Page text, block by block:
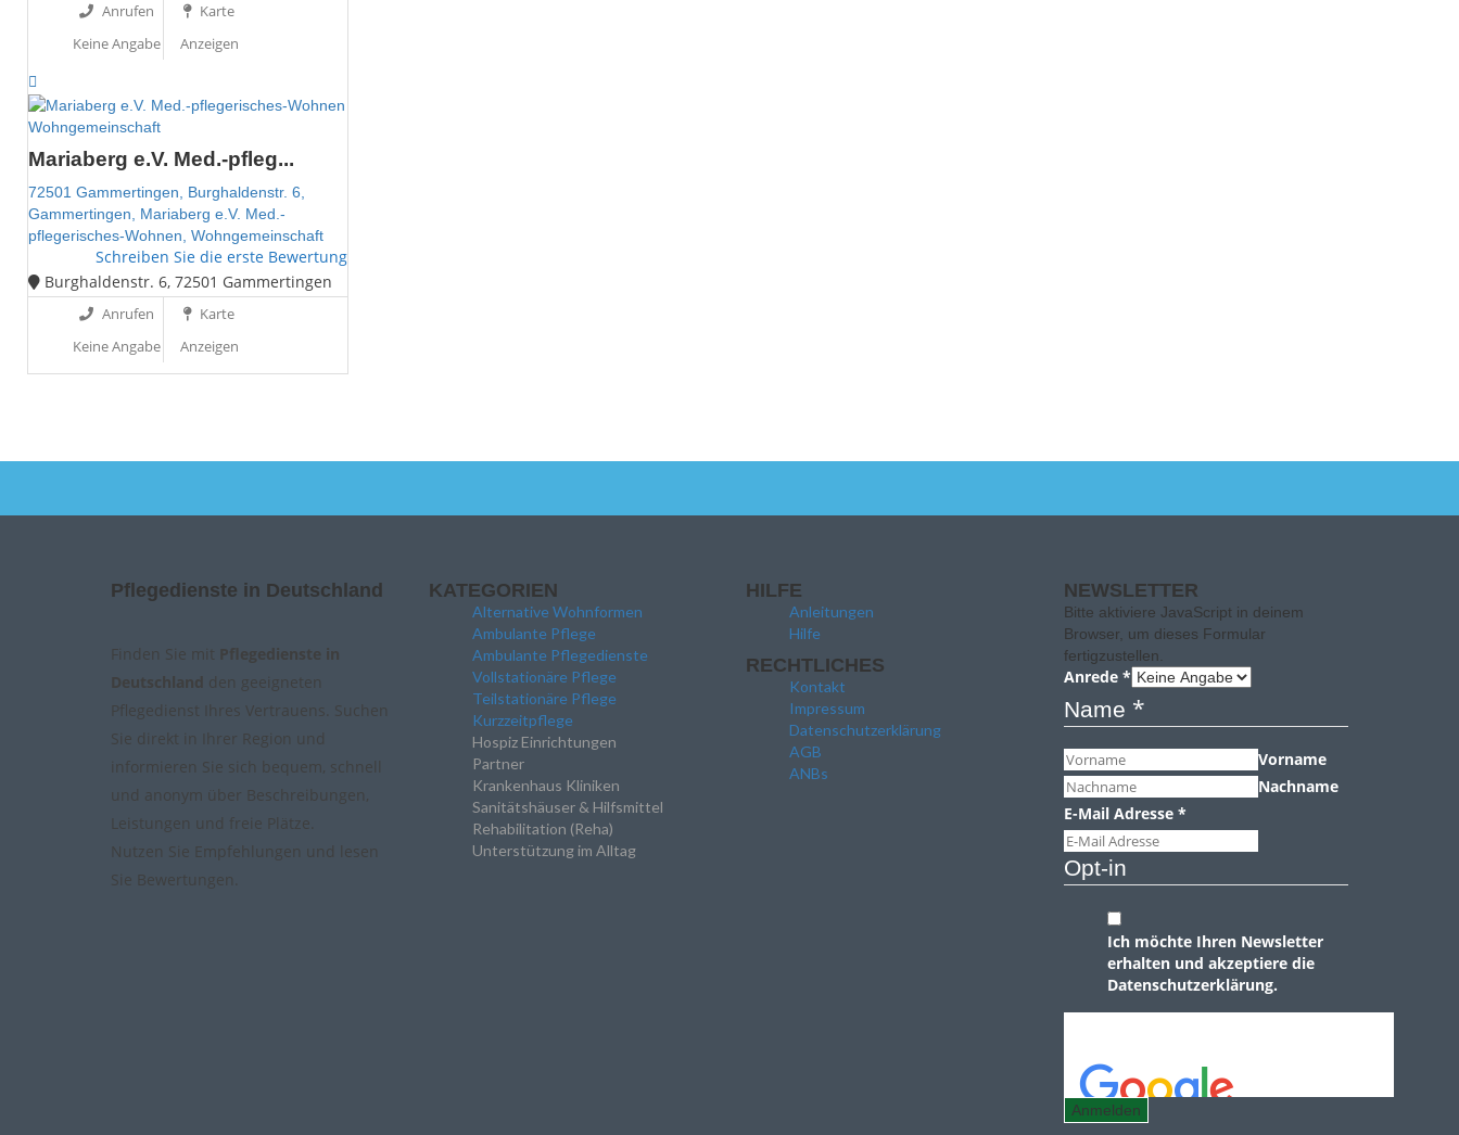
Anrufen
Keine Angabe
Karte
Anzeigen
Wohngemeinschaft
Mariaberg e.V. Med.-pfleg...
72501 Gammertingen, Burghaldenstr. 6,
Gammertingen, Mariaberg e.V. Med.-
pflegerisches-Wohnen, Wohngemeinschaft
Schreiben Sie die erste Bewertung
Burghaldenstr. 6, 72501 Gammertingen
Anrufen
Keine Angabe
Karte
Anzeigen
Pflegedienste in Deutschland
Finden Sie mit Pflegedienste in
Deutschland den geeigneten
Pflegedienst Ihres Vertrauens. Suchen
Sie direkt in Ihrer Region und
informieren Sie sich bequem, schnell
und anonym über Beschreibungen,
Leistungen und freie Plätze.
Nutzen Sie Empfehlungen und lesen
Sie Bewertungen.
KATEGORIEN
Alternative Wohnformen
Ambulante Pflege
Ambulante Pflegedienste
Vollstationäre Pflege
Teilstationäre Pflege
Kurzzeitpflege
Hospiz Einrichtungen
Partner
Krankenhaus Kliniken
Sanitätshäuser & Hilfsmittel
Rehabilitation (Reha)
Unterstützung im Alltag
HILFE
Anleitungen
Hilfe
RECHTLICHES
Kontakt
Impressum
Datenschutzerklärung
AGB
ANBs
NEWSLETTER
Bitte aktiviere JavaScript in deinem
Browser, um dieses Formular
fertigzustellen.
Anrede *
Name *
Vorname
Nachname
E-Mail Adresse *
Opt-in
Ich möchte Ihren Newsletter
erhalten und akzeptiere die
Datenschutzerklärung.
Anmelden